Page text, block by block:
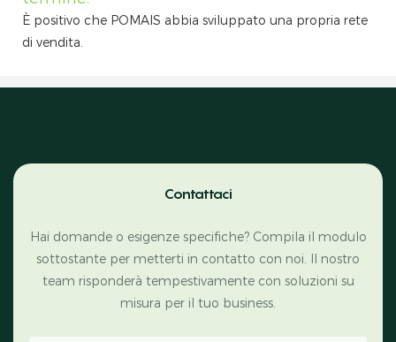
È positivo che POMAIS abbia sviluppato una propria rete
di vendita.
Contattaci
Hai domande o esigenze specifiche? Compila il modulo
sottostante per metterti in contatto con noi. Il nostro
team risponderà tempestivamente con soluzioni su
misura per il tuo business.